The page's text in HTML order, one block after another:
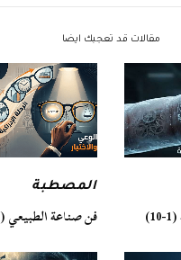
مقالات قد تعجبك ايضا
المصطبة
فن صناعة الطبيعي (0-10)